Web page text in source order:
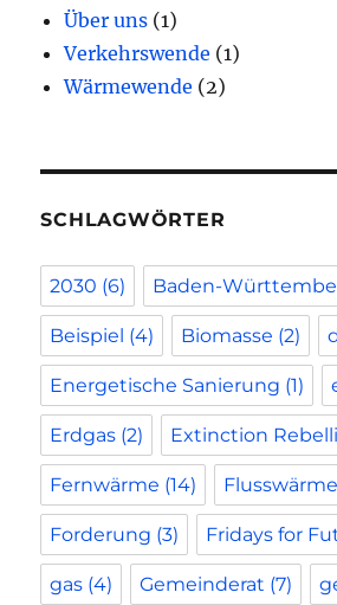
Über uns (1)
Verkehrswende (1)
Wärmewende (2)
SCHLAGWÖRTER
2030 (6) Baden-
Beispiel (4) Biomasse (2)
Energetische Sanierung (1)
Erdgas (2) Extinction
Fernwärme (14)
Forderung (3) Fridays for
gas (4) Gemeinderat (7)